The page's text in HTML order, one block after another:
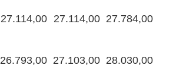
27.114,00 27.114,00 27.784,00
26.793,00 27.103,00 28.030,00